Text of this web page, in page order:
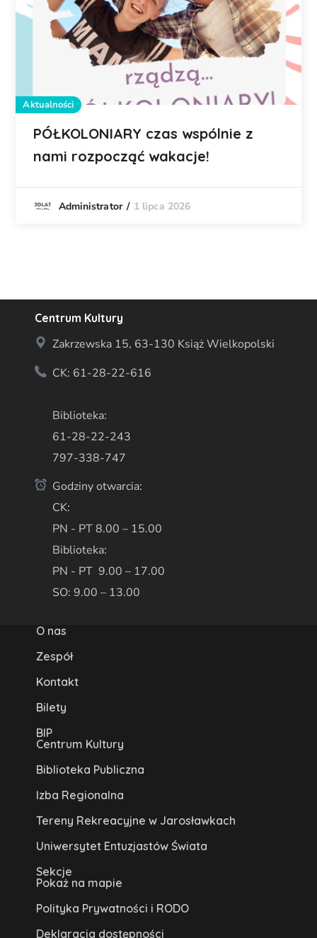
Aktualności
PÓŁKOLONIARY czas wspólnie z
nami rozpocząć wakacje!
Administrator 1 lipca 2026
Centrum Kultury
Zakrzewska 15, 63-130 Książ Wielkopolski
CK: 61-28-22-616
Biblioteka:
61-28-22-243
797-338-747
Godziny otwarcia:
CK:
PN - PT 8.00 – 15.00
Biblioteka:
PN - PT 9.00 – 17.00
SO: 9.00 – 13.00
O nas
Zespół
Kontakt
Bilety
BIP
Centrum Kultury
Biblioteka Publiczna
Izba Regionalna
Tereny Rekreacyjne w Jarosławkach
Uniwersytet Entuzjastów Świata
Sekcje
Pokaż na mapie
Polityka Prywatności i RODO
Deklaracja dostępności